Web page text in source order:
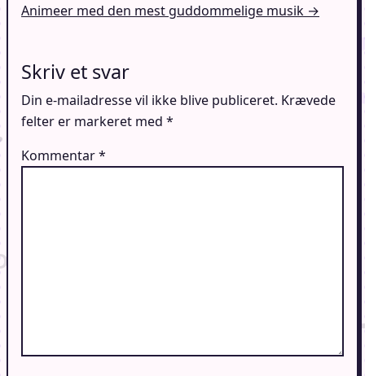
Animeer med den mest guddommelige musik →
Skriv et svar
Din e-mailadresse vil ikke blive publiceret. Krævede
felter er markeret med *
Kommentar*